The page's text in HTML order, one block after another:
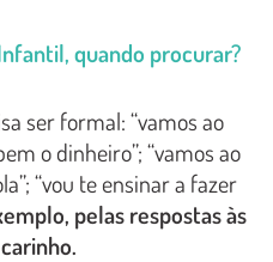
quando procurar?
ser formal: “vamos ao
o dinheiro”; “vamos ao
“vou te ensinar a fazer
pelas respostas às